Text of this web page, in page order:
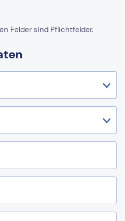
Felder sind Pflichtfelder.